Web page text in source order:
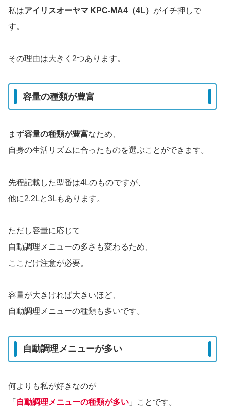
私はアイリスオーヤマ KPC-MA4（4L） がイチ押しで
す。
その理由は大きく2つあります。
容量の種類が豊富
まず容量の種類が豊富なため、
自身の生活リズムに合ったものを選ぶことができます。
先程記載した型番は4Lのものですが、
他に2.2Lと3Lもあります。
ただし容量に応じて
自動調理メニューの多さも変わるため、
ここだけ注意が必要。
容量が大きければ大きいほど、
自動調理メニューの種類も多いです。
自動調理メニューが多い
何よりも私が好きなのが
「 自動調理メニューの種類が多い 」ことです。